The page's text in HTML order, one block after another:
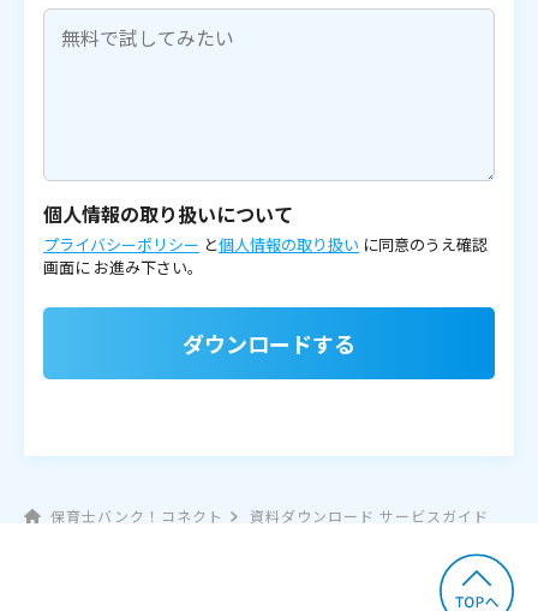
個人情報の取り扱いについて
プライバシーポリシー と個人情報の取り扱い に同意のうえ確認
画面に お進み下さい。
ダウンロードする
保育士バンク！コネクト 資料ダウンロード サービスガイド